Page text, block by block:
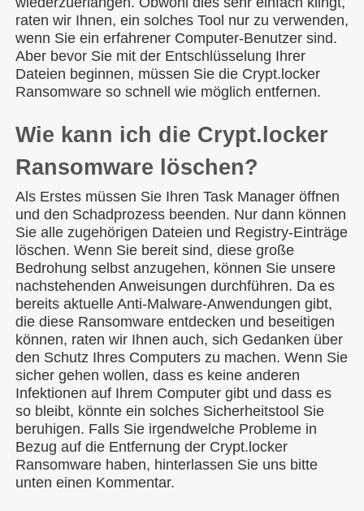
raten wir Ihnen, ein solches Tool nur zu verwenden,
wenn Sie ein erfahrener Computer-Benutzer sind.
Aber bevor Sie mit der Entschlüsselung Ihrer
Dateien beginnen, müssen Sie die Crypt.locker
Ransomware so schnell wie möglich entfernen.
Wie kann ich die Crypt.locker
Ransomware löschen?
Als Erstes müssen Sie Ihren Task Manager öffnen
und den Schadprozess beenden. Nur dann können
Sie alle zugehörigen Dateien und Registry-Einträge
löschen. Wenn Sie bereit sind, diese große
Bedrohung selbst anzugehen, können Sie unsere
nachstehenden Anweisungen durchführen. Da es
bereits aktuelle Anti-Malware-Anwendungen gibt,
die diese Ransomware entdecken und beseitigen
können, raten wir Ihnen auch, sich Gedanken über
den Schutz Ihres Computers zu machen. Wenn Sie
sicher gehen wollen, dass es keine anderen
Infektionen auf Ihrem Computer gibt und dass es
so bleibt, könnte ein solches Sicherheitstool Sie
beruhigen. Falls Sie irgendwelche Probleme in
Bezug auf die Entfernung der Crypt.locker
Ransomware haben, hinterlassen Sie uns bitte
unten einen Kommentar.